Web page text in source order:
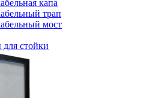
капа
трап
мост
стойки